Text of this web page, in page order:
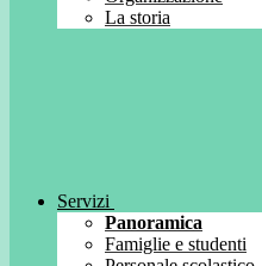
La storia
Servizi
Panoramica
Famiglie e studenti